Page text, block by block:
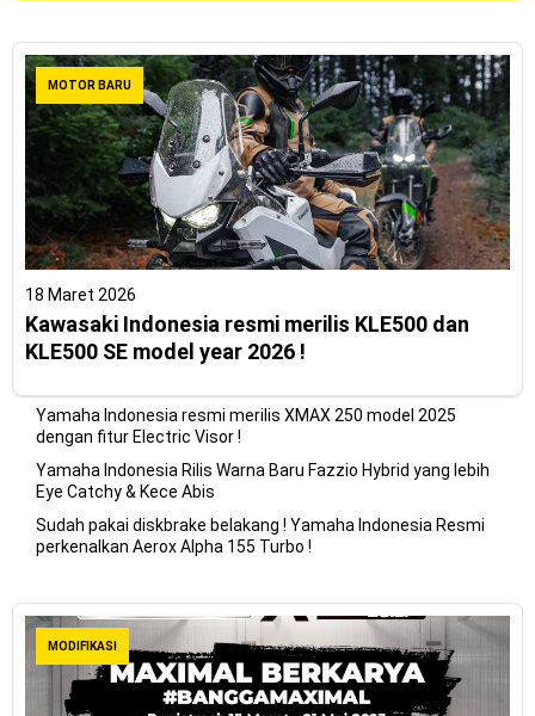
MOTOR BARU
18 Maret 2026
Kawasaki Indonesia resmi merilis KLE500 dan
KLE500 SE model year 2026 !
Yamaha Indonesia resmi merilis XMAX 250 model 2025
dengan fitur Electric Visor !
Yamaha Indonesia Rilis Warna Baru Fazzio Hybrid yang lebih
Eye Catchy & Kece Abis
Sudah pakai diskbrake belakang ! Yamaha Indonesia Resmi
perkenalkan Aerox Alpha 155 Turbo !
MODIFIKASI